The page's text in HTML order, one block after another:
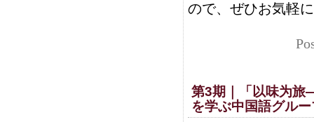
ので、ぜひお気軽
第3期｜「以味为
を学ぶ中国語グル